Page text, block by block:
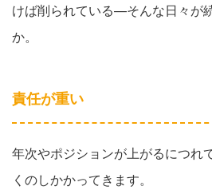
けば削られている—そんな日々が
か。
責任が重い
年次やポジションが上がるにつれ
くのしかかってきます。